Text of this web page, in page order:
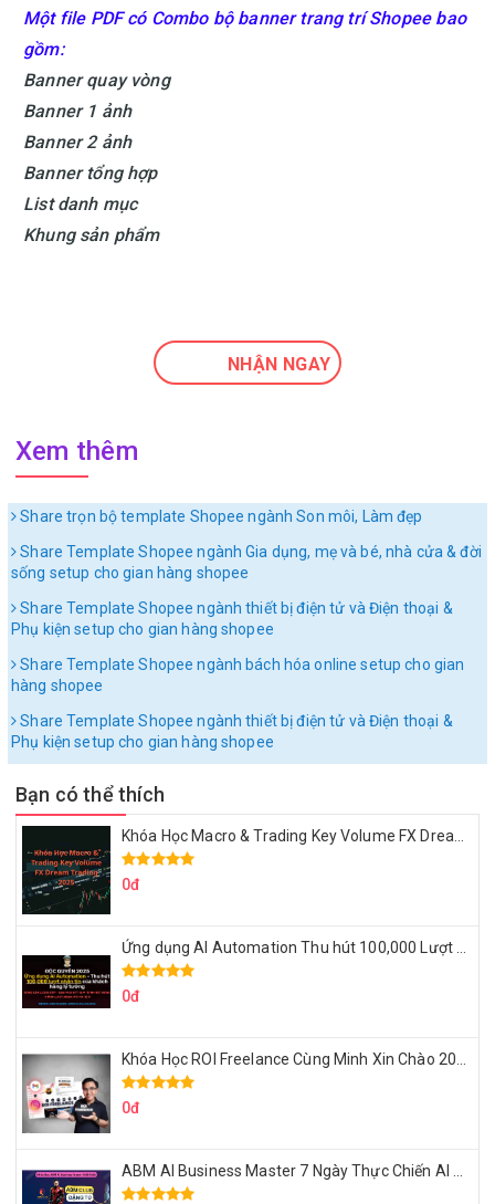
Một file PDF có Combo bộ banner trang trí Shopee bao
gồm:
Banner quay vòng
Banner 1 ảnh
Banner 2 ảnh
Banner tổng hợp
List danh mục
Khung sản phẩm
NHẬN NGAY
Xem thêm
Share trọn bộ template Shopee ngành Son môi, Làm đẹp
Share Template Shopee ngành Gia dụng, mẹ và bé, nhà cửa & đời
sống setup cho gian hàng shopee
Share Template Shopee ngành thiết bị điện tử và Điện thoại &
Phụ kiện setup cho gian hàng shopee
Share Template Shopee ngành bách hóa online setup cho gian
hàng shopee
Share Template Shopee ngành thiết bị điện tử và Điện thoại &
Phụ kiện setup cho gian hàng shopee
Bạn có thể thích
0đ
0đ
0đ